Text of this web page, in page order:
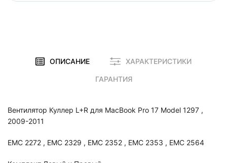
ОПИСАНИЕ ХАРАКТЕРИСТИКИ
ГАРАНТИЯ
Вентилятор Куллер L+R для MacBook Pro 17 Model 1297 ,
2009-2011
EMC 2272 , EMC 2329 , EMC 2352 , EMC 2353 , EMC 2564